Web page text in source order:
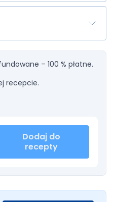
– 100 % płatne.
recepcie.
Dodaj do
recepty